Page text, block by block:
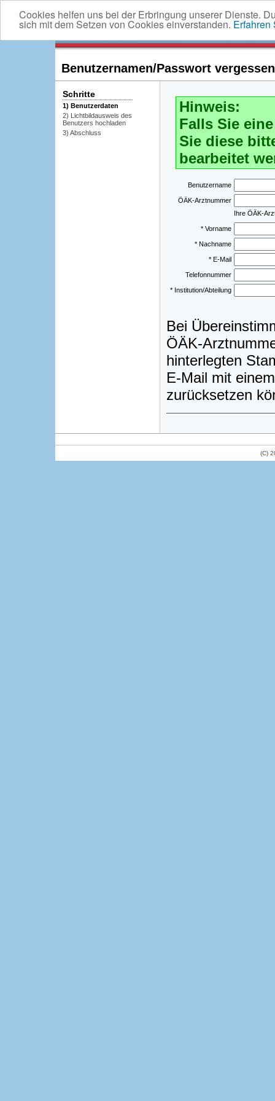
Cookies helfen uns bei der Erbringung unserer Dienste.
sich mit dem Setzen von Cookies einverstanden. Erfahren
Benutzernamen/Passwort
Schritte
1) Benutzerdaten
2) Lichtbildausweis des
Benutzers hochladen
3) Abschluss
Hinweis:
Falls Sie
Sie diese
bearbeitet
Benutzername
ÖÄK-Arztnummer
Ihre ÖÄK-
* Vorname
* Nachname
* E-Mail
Telefonnummer
* Institution/Abteilung
Bei
ÖÄK-
hinterlegten
E-Mail mit
zurücksetzen
(C)